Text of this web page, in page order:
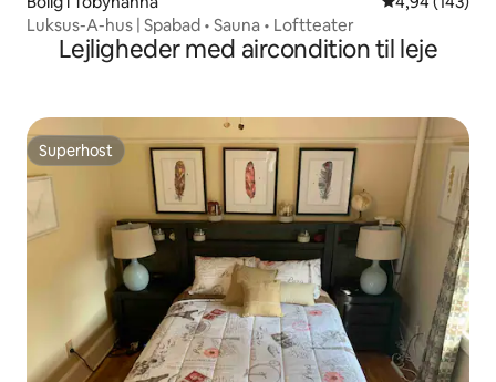
Luksus-A-hus | Spabad • Sauna • Loftteater
Lejligheder med aircondition til leje
Superhost
Superhost